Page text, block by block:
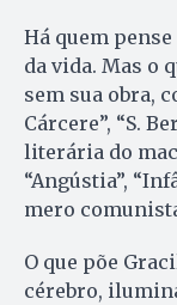
Há quem
da vida. Mas o
sem sua obra,
Cárcere”, “S.
literária do
“Angústia”,
mero
O que põe
cérebro,